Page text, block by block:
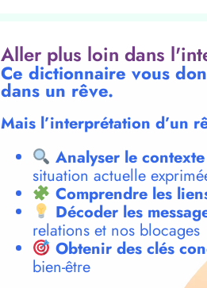
Aller plus loin dans
Ce dictionnaire vous
dans un rêve.
Mais l’interprétation d’un
Analyser le
situation actuelle
Comprendre les
Décoder les
relations et nos blocages
Obtenir des clés
bien-être